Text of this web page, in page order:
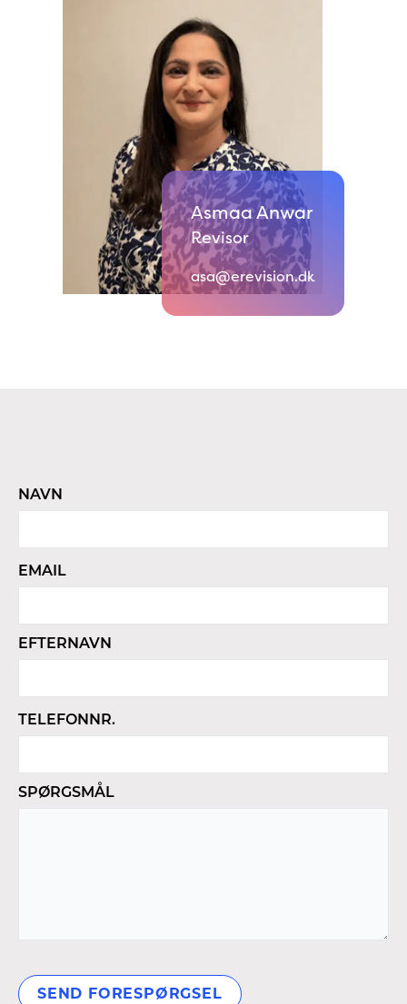
Asmaa Anwar
Revisor
asa@erevision.dk
NAVN
EMAIL
EFTERNAVN
TELEFONNR.
SPØRGSMÅL
SEND FORESPØRGSEL